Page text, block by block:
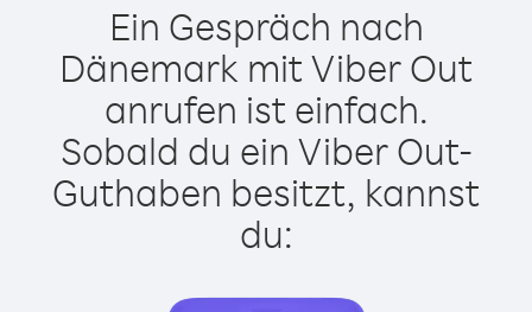
Ein Gespräch nach
Dänemark mit Viber Out
anrufen ist einfach.
Sobald du ein Viber Out-
Guthaben besitzt, kannst
du: